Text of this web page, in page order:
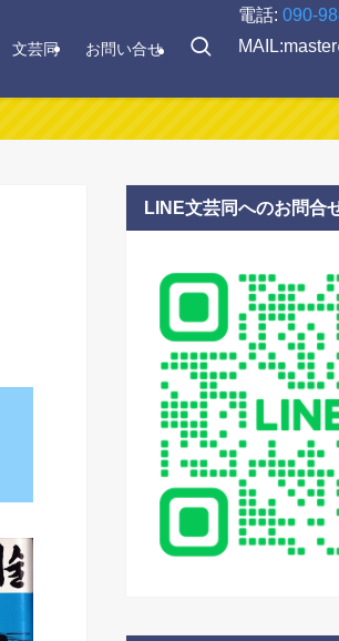
文芸同 お問い合せ
電話: 090-
LINE文芸同へのお問合